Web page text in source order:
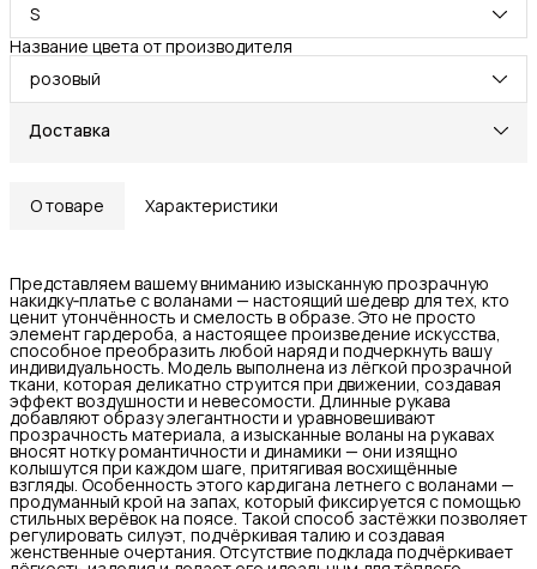
S
Название цвета от производителя
розовый
Доставка
О товаре Характеристики
Представляем вашему вниманию изысканную прозрачную
накидку‑платье с воланами — настоящий шедевр для тех, кто
ценит утончённость и смелость в образе. Это не просто
элемент гардероба, а настоящее произведение искусства,
способное преобразить любой наряд и подчеркнуть вашу
индивидуальность. Модель выполнена из лёгкой прозрачной
ткани, которая деликатно струится при движении, создавая
эффект воздушности и невесомости. Длинные рукава
добавляют образу элегантности и уравновешивают
прозрачность материала, а изысканные воланы на рукавах
вносят нотку романтичности и динамики — они изящно
колышутся при каждом шаге, притягивая восхищённые
взгляды. Особенность этого кардигана летнего с воланами —
продуманный крой на запах, который фиксируется с помощью
стильных верёвок на поясе. Такой способ застёжки позволяет
регулировать силуэт, подчёркивая талию и создавая
женственные очертания. Отсутствие подклада подчёркивает